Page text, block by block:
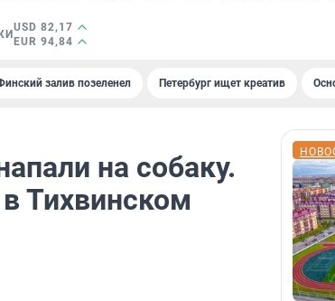
USD 82,17
EUR 94,84
залив позеленел Петербург ищет креатив
на собаку.
Тихвинском